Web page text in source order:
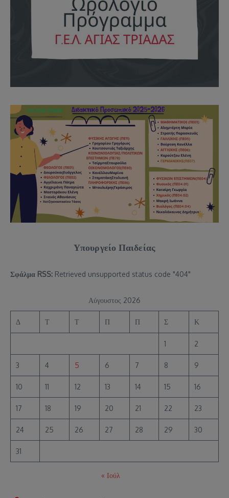
Υπουργείο Παιδείας
Σφάλμα RSS: Retrieved unsupported status code "404"
Αύγουστος 2026
Δ Τ Τ Π Π Σ Κ
1 2
3 4 5 6 7 8 9
10 11 12 13 14 15 16
17 18 19 20 21 22 23
24 25 26 27 28 29 30
31
« Ιούλ